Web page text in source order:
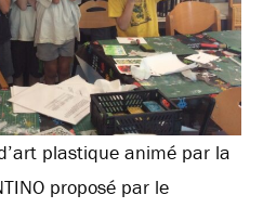
plastique animé par la
proposé par le